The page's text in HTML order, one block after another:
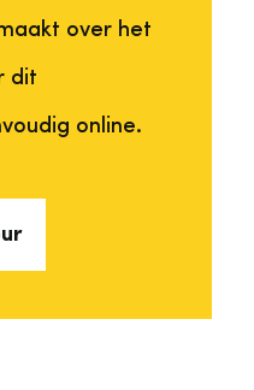
over het
dit
online.